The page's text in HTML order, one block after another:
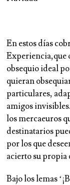
En estos días
Experiencia,que
obsequio ideal
quieran
particulares,
amigos
los mercaeuros
destinatarios
por los que
acierto su propia
Bajo los lemas